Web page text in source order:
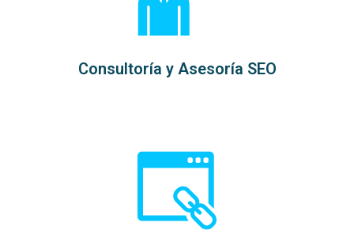
Consultoría y Asesoría SEO